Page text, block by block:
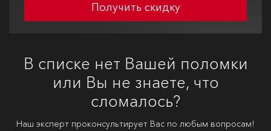
Получить скидку
В списке нет Вашей поломки
или Вы не знаете, что
сломалось?
Наш эксперт проконсультирует Вас по любым вопросам!